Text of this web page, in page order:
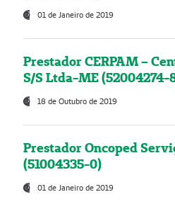
01 de Janeiro de 2019
Prestador CERPAM –
S/S Ltda-ME (52004274-
18 de Outubro de 2019
Prestador Oncoped
(51004335-0)
01 de Janeiro de 2019